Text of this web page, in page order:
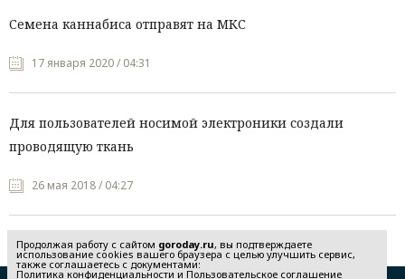
Семена каннабиса отправят на МКС
17 января 2020 / 04:31
Для пользователей носимой электроники создали
проводящую ткань
26 мая 2018 / 04:27
Продолжая работу с сайтом goroday.ru, вы подтверждаете
использование cookies вашего браузера с целью улучшить сервис,
также соглашаетесь с документами:
Политика конфиденциальности и Пользовательское соглашение